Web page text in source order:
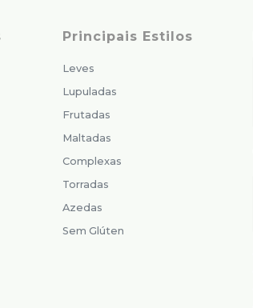
Principais Estilos
Leves
Lupuladas
Frutadas
Maltadas
Complexas
Torradas
Azedas
Sem Glúten